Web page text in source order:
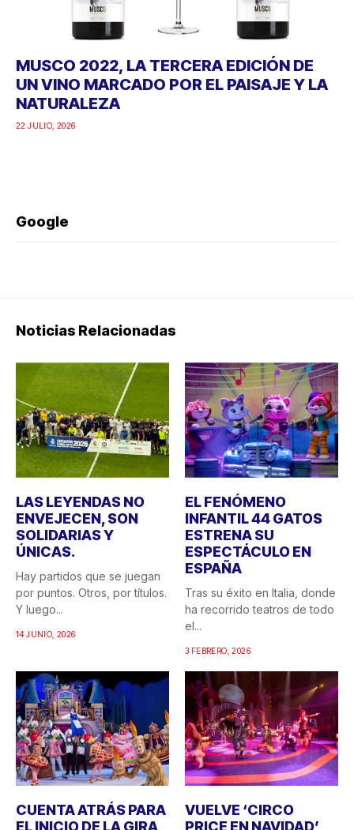
MUSCO 2022, LA TERCERA EDICIÓN DE
UN VINO MARCADO POR EL PAISAJE Y LA
NATURALEZA
22 JULIO, 2026
Google
Noticias Relacionadas
LAS LEYENDAS NO
ENVEJECEN, SON
SOLIDARIAS Y
ÚNICAS.
Hay partidos que se juegan
por puntos. Otros, por títulos.
Y luego...
14 JUNIO, 2026
EL FENÓMENO
INFANTIL 44 GATOS
ESTRENA SU
ESPECTÁCULO EN
ESPAÑA
Tras su éxito en Italia, donde
ha recorrido teatros de todo
el...
3 FEBRERO, 2026
CUENTA ATRÁS PARA
EL INICIO DE LA GIRA
VUELVE ‘CIRCO
PRICE EN NAVIDAD’